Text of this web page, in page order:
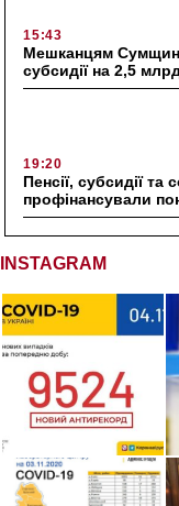
15:43
Мешканцям Сумщини
субсидії на 2,5
19:20
Пенсії, субсидії
профінансували
INSTAGRAM